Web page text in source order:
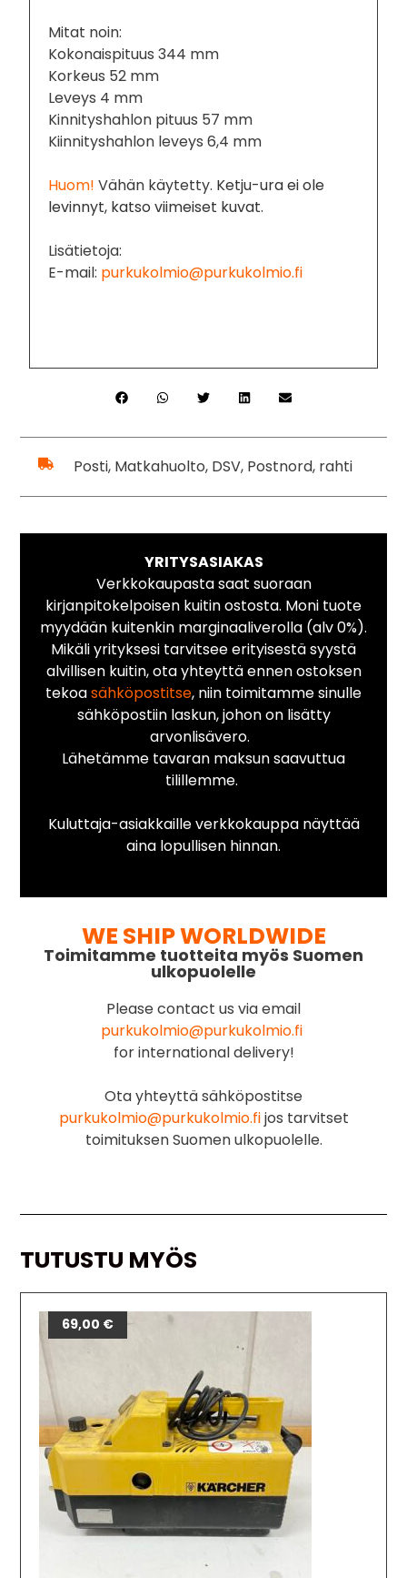
Mitat noin:
Kokonaispituus 344 mm
Korkeus 52 mm
Leveys 4 mm
Kinnityshahlon pituus 57 mm
Kiinnityshahlon leveys 6,4 mm
Huom!Vähän käytetty. Ketju-ura ei ole
levinnyt, katso viimeiset kuvat.
Lisätietoja:
E-mail: purkukolmio@purkukolmio.fi
Posti, Matkahuolto, DSV, Postnord, rahti
YRITYSASIAKAS
Verkkokaupasta saat suoraan
kirjanpitokelpoisen kuitin ostosta. Moni tuote
myydään kuitenkin marginaaliverolla (alv 0%).
Mikäli yrityksesi tarvitsee erityisestä syystä
alvillisen kuitin, ota yhteyttä ennen ostoksen
tekoasähköpostitse, niin toimitamme sinulle
sähköpostiin laskun, johon on lisätty
arvonlisävero.
Lähetämme tavaran maksun saavuttua
tilillemme.
Kuluttaja-asiakkaille verkkokauppa näyttää
aina lopullisen hinnan.
WE SHIP WORLDWIDE
Toimitamme tuotteita myös Suomen
ulkopuolelle
Please contact us via email
purkukolmio@purkukolmio.fi
for international delivery!
Ota yhteyttä sähköpostitse
purkukolmio@purkukolmio.fijos tarvitset
toimituksen Suomen ulkopuolelle.
TUTUSTU MYÖS
69,00 €